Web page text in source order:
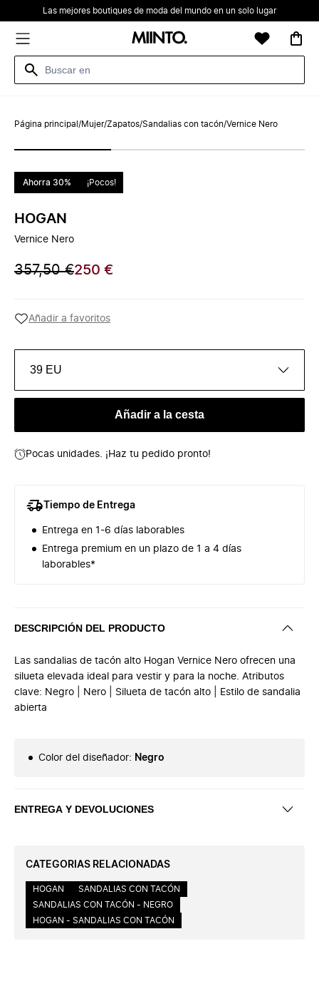
Las mejores boutiques de moda del mundo en un solo lugar
Página principal /Mujer/Zapatos/Sandalias con tacón/Vernice Nero
Ahorra 30% ¡Pocos!
HOGAN
Vernice Nero
357,50 €250 €
Añadir a favoritos
39 EU
Añadir a la cesta
Pocas unidades. ¡Haz tu pedido pronto!
Tiempo de Entrega
Entrega en 1-6 días laborables
Entrega premium en un plazo de 1 a 4 días
laborables*
DESCRIPCIÓN DEL PRODUCTO
Las sandalias de tacón alto Hogan Vernice Nero ofrecen una
silueta elevada ideal para vestir y para la noche. Atributos
clave: Negro | Nero | Silueta de tacón alto | Estilo de sandalia
abierta
Color del diseñador: Negro
ENTREGA Y DEVOLUCIONES
CATEGORIAS RELACIONADAS
HOGAN
SANDALIAS CON TACÓN
SANDALIAS CON TACÓN - NEGRO
HOGAN - SANDALIAS CON TACÓN